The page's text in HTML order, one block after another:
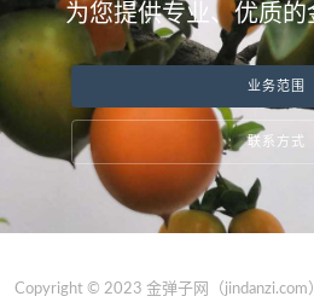
为您提供专业、优质的
业务范围
联系方式
Copyright © 2023 金弹子网（jindanzi.com